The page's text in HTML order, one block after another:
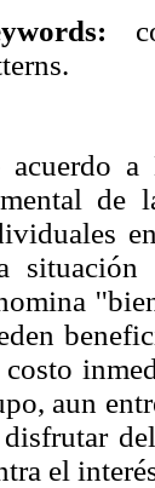
acuerdo
de
situación
aun
el